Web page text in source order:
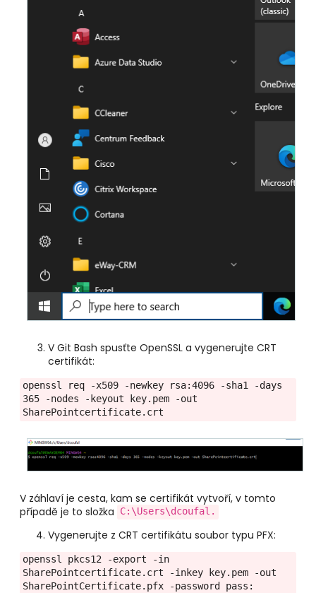
V Git Bash spusťte OpenSSL a vygenerujte CRT
certifikát:
openssl req -x509 -newkey rsa:4096 -sha1 -days
365 -nodes -keyout key.pem -out
SharePointcertificate.crt
V záhlaví je cesta, kam se certifikát vytvoří, v tomto
případě je to složka
C:\Users\dcoufal.
Vygenerujte z CRT certifikátu soubor typu PFX:
openssl pkcs12 -export -in
SharePointcertificate.crt -inkey key.pem -out
SharePointCertificate.pfx -password pass: